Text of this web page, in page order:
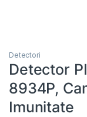
Detectori
Detector
8934P,
Imunitate